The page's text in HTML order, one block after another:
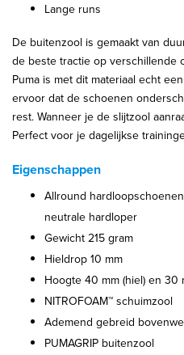
Lange runs
De buitenzool is gemaakt van
de beste tractie op verschillende
Puma is met dit materiaal echt
ervoor dat de schoenen
rest. Wanneer je de slijtzool
Perfect voor je dagelijkse
Eigenschappen
Allround
neutrale hardloper
Gewicht 215 gram
Hieldrop 10 mm
Hoogte 40 mm (hiel) en 30
NITROFOAM™ schuimzool
Ademend gebreid
PUMAGRIP buitenzool